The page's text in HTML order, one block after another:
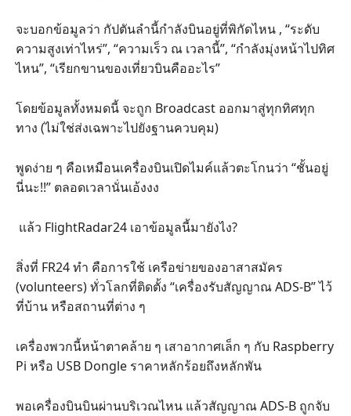
จะบอกข้อมูลว่า กัปตันลำนี้กำลังบินอยู่ที่พิกัดไหน , “ระดับ
ความสูงเท่าไหร่”, “ความเร็ว ณ เวลานี้”, “กำลังมุ่งหน้าไปทิศ
ไหน”, “เรียกขานของเที่ยวบินคืออะไร”
โดยข้อมูลทั้งหมดนี้ จะถูก Broadcast ออกมาสู่ทุกทิศทุก
ทาง (ไม่ใช่ส่งเฉพาะไปยังฐานควบคุม)
พูดง่าย ๆ คือเหมือนเครื่องบินเปิดไมค์แล้วตะโกนว่า “ชั้นอยู่
นี่นะ!!” ตลอดเวลานั่นเอ้งงง
แล้ว FlightRadar24 เอาข้อมูลนี้มายังไง?
สิ่งที่ FR24 ทำ คือการใช้ เครือข่ายของอาสาสมัคร
(volunteers) ทั่วโลกที่ติดตั้ง “เครื่องรับสัญญาณ ADS-B” ไว้
ที่บ้าน หรือสถานที่ต่าง ๆ
เครื่องพวกนี้หน้าตาคล้าย ๆ เสาอากาศเล็ก ๆ กับ Raspberry
Pi หรือ USB Dongle ราคาหลักร้อยถึงหลักพัน
พอเครื่องบินบินผ่านบริเวณไหน แล้วสัญญาณ ADS-B ถูกจับ